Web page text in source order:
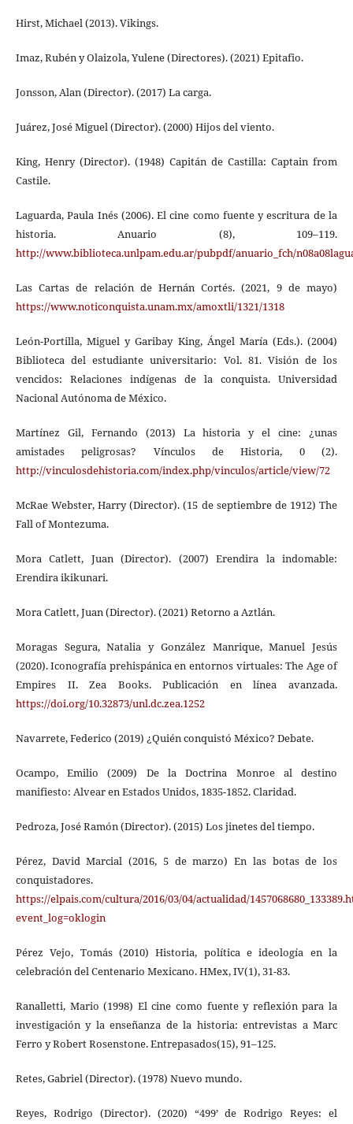
Hirst, Michael (2013). Vikings.
Imaz, Rubén y Olaizola, Yulene (Directores). (2021) Epitafio.
Jonsson, Alan (Director). (2017) La carga.
Juárez, José Miguel (Director). (2000) Hijos del viento.
King, Henry (Director). (1948) Capitán de Castilla: Captain from
Castile.
Laguarda, Paula Inés (2006). El cine como fuente y escritura de la
historia. Anuario (8), 109–119.
http://www.biblioteca.unlpam.edu.ar/pubpdf/anuario_fch/
Las Cartas de relación de Hernán Cortés. (2021, 9 de mayo)
https://www.noticonquista.unam.mx/amoxtli/1321/1318
León-Portilla, Miguel y Garibay King, Ángel María (Eds.). (2004)
Biblioteca del estudiante universitario: Vol. 81. Visión de los
vencidos: Relaciones indígenas de la conquista. Universidad
Nacional Autónoma de México.
Martínez Gil, Fernando (2013) La historia y el cine: ¿unas
amistades peligrosas? Vínculos de Historia, 0 (2).
http://vinculosdehistoria.com/index.php/vinculos/article/view/72
McRae Webster, Harry (Director). (15 de septiembre de 1912) The
Fall of Montezuma.
Mora Catlett, Juan (Director). (2007) Erendira la indomable:
Erendira ikikunari.
Mora Catlett, Juan (Director). (2021) Retorno a Aztlán.
Moragas Segura, Natalia y González Manrique, Manuel Jesús
(2020). Iconografía prehispánica en entornos virtuales: The Age of
Empires II. Zea Books. Publicación en línea avanzada.
https://doi.org/10.32873/unl.dc.zea.1252
Navarrete, Federico (2019) ¿Quién conquistó México? Debate.
Ocampo, Emilio (2009) De la Doctrina Monroe al destino
manifiesto: Alvear en Estados Unidos, 1835-1852. Claridad.
Pedroza, José Ramón (Director). (2015) Los jinetes del tiempo.
Pérez, David Marcial (2016, 5 de marzo) En las botas de los
conquistadores.
https://elpais.com/cultura/2016/03/04/actualidad/
event_log=oklogin
Pérez Vejo, Tomás (2010) Historia, política e ideología en la
celebración del Centenario Mexicano. HMex, IV(1), 31-83.
Ranalletti, Mario (1998) El cine como fuente y reflexión para la
investigación y la enseñanza de la historia: entrevistas a Marc
Ferro y Robert Rosenstone. Entrepasados(15), 91–125.
Retes, Gabriel (Director). (1978) Nuevo mundo.
Reyes, Rodrigo (Director). (2020) “499’ de Rodrigo Reyes: el